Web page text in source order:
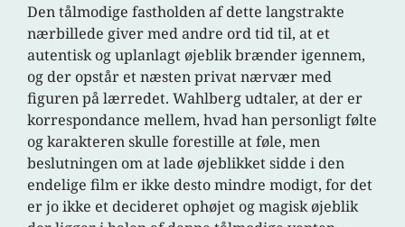
Den tålmodige fastholden af dette langstrakte
nærbillede giver med andre ord tid til, at et
autentisk og uplanlagt øjeblik brænder igennem,
og der opstår et næsten privat nærvær med
figuren på lærredet. Wahlberg udtaler, at der er
korrespondance mellem, hvad han personligt følte
og karakteren skulle forestille at føle, men
beslutningen om at lade øjeblikket sidde i den
endelige film er ikke desto mindre modigt, for det
er jo ikke et decideret ophøjet og magisk øjeblik